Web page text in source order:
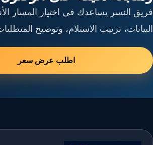
فريق النسر يساعدك في اختيار المسار
البيانات، ترتيب الاستلام، وتوضيح
اطلب عرض سعر